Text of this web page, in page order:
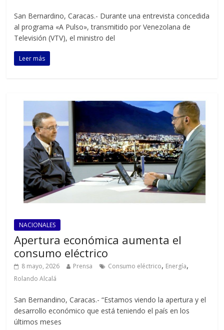
San Bernardino, Caracas.- Durante una entrevista concedida
al programa «A Pulso», transmitido por Venezolana de
Televisión (VTV), el ministro del
Leer más
NACIONALES
Apertura económica aumenta el
consumo eléctrico
8 mayo, 2026 Prensa Consumo eléctrico, Energía,
Rolando Alcalá
San Bernandino, Caracas.- “Estamos viendo la apertura y el
desarrollo económico que está teniendo el país en los
últimos meses